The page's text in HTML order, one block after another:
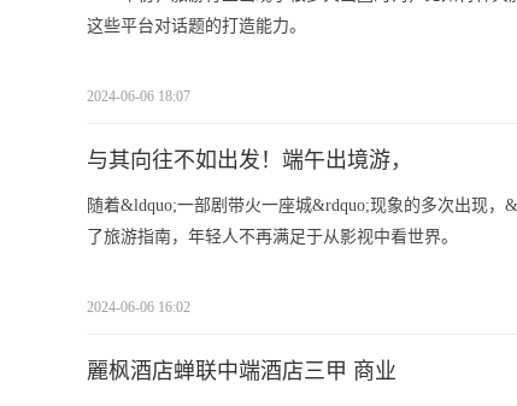
这些平台对话题的打造能力。
2024-06-06 18:07
与其向往不如出发！端午出境游，
随着&ldquo;一部剧带火一座城&rdquo;现象的多次出现
了旅游指南，年轻人不再满足于从影视中看世界。
2024-06-06 16:02
麗枫酒店蝉联中端酒店三甲 商业